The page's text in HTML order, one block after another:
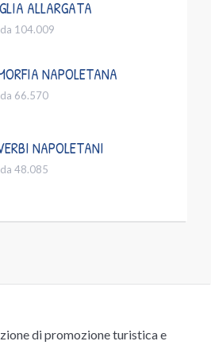
ALLARGATA
104.009
NAPOLETANA
66.570
NAPOLETANI
48.085
di promozione turistica e